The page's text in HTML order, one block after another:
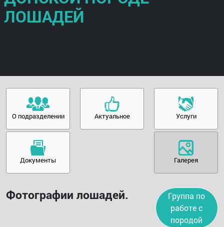
ЛОШАДЕЙ
О подразделении Актуальное Услуги
Документы Галерея
Фотографии лошадей.
Группа по
работе с
породой